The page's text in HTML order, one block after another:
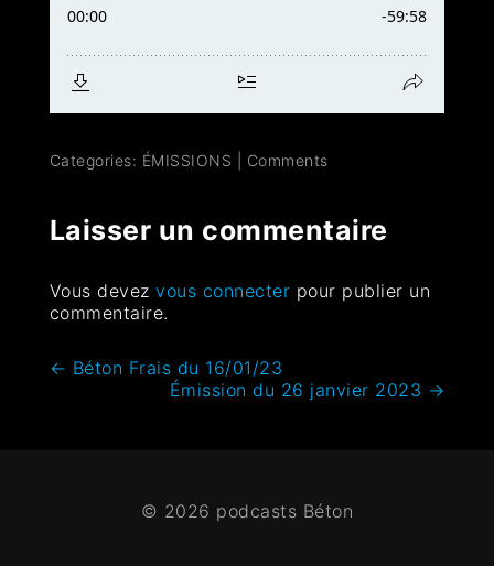
Categories: ÉMISSIONS Comments
Laisser un commentaire
Vous devezvous connecter pour publier un
commentaire.
← Béton Frais du 16/01/23
Émission du 26 janvier 2023 →
© 2026 podcasts Béton